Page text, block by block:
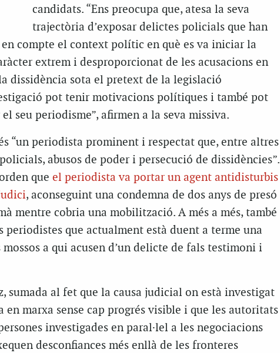
candidats. “Ens preocupa que, atesa la seva
trajectòria d’exposar delictes policials que han
compte el context polític en què es va iniciar la
extrem i desproporcionat de les acusacions en
dissidència sota el pretext de la legislació
pot tenir motivacions polítiques i també pot
seu periodisme”, afirmen a la seva missiva.
“un periodista prominent i respectat que, entre altres
abusos de poder i persecució de dissidències”.
que el periodista va portar un agent antidisturbis
, aconseguint una condemna de dos anys de presó
mentre cobria una mobilització. A més a més, també
periodistes que actualment està duent a terme una
a qui acusen d’un delicte de fals testimoni i
sumada al fet que la causa judicial on està investigat
en marxa sense cap progrés visible i que les autoritats
investigades en paral·lel a les negociacions
desconfiances més enllà de les fronteres